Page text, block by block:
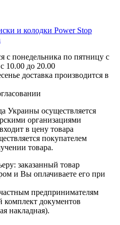
и колодки Power Stop
с понедельника по пятницу с
10.00 до 20.00
доставка производится в
Украины осуществляется
организациями
в цену товара
покупателем
товара.
заказанный товар
и Вы оплачиваете его при
предпринимателям
комплект документов
накладная).